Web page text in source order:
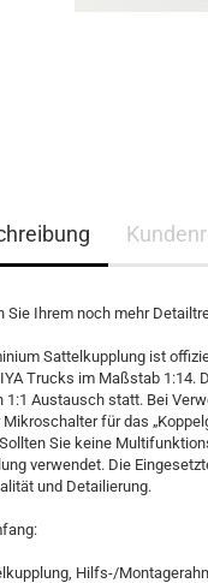
Sie Ihrem noch mehr
Sattelkupplung ist
Trucks im Maßstab 1:14.
1:1 Austausch statt. Bei
Mikroschalter für das
Sie keine
verwendet. Die
und Detailierung.
Hilfs-/